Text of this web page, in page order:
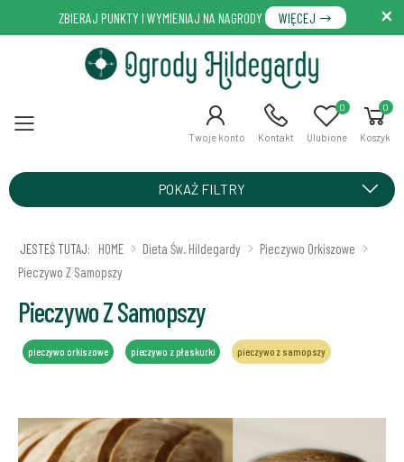
ZBIERAJ PUNKTY I WYMIENIAJ NA NAGRODY WIĘCEJ
Menu Twoje konto Kontakt Ulubione
0 0
Koszyk
POKAŻ FILTRY
JESTEŚ TUTAJ: HOME Dieta Św. Hildegardy
Pieczywo Orkiszowe
Pieczywo Z Samopszy
Pieczywo Z Samopszy
pieczywo orkiszowe pieczywo z płaskurki pieczywo z samopszy